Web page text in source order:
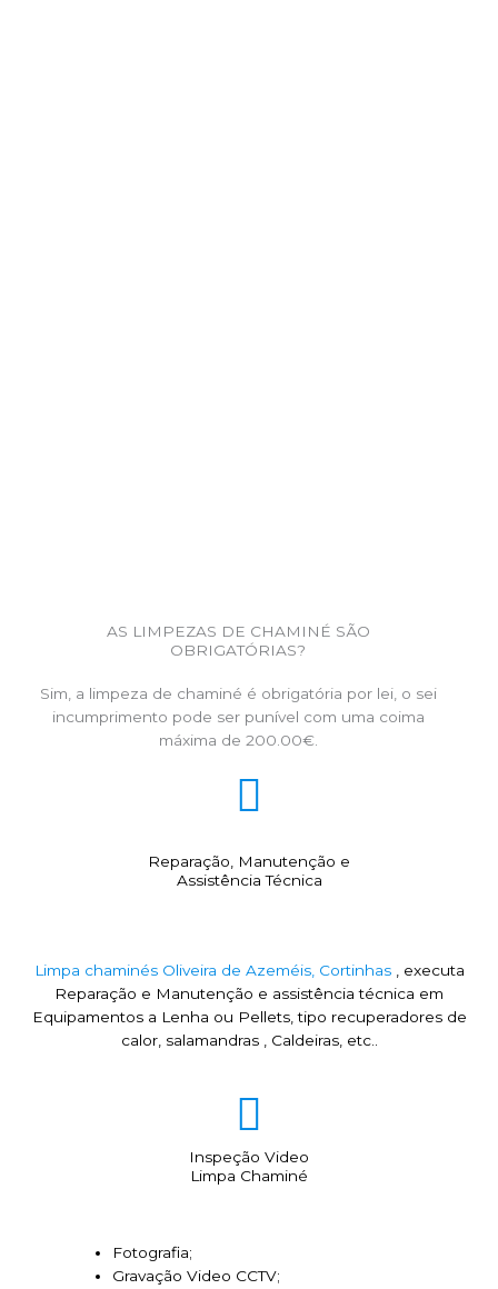
AS LIMPEZAS DE CHAMINÉ SÃO
OBRIGATÓRIAS?
Sim, a limpeza de chaminé é obrigatória por lei, o sei
incumprimento pode ser punível com uma coima
máxima de 200.00€.
Reparação, Manutenção e
Assistência Técnica
Limpa chaminés Oliveira de Azeméis, Cortinhas , executa
Reparação e Manutenção e assistência técnica em
Equipamentos a Lenha ou Pellets, tipo recuperadores de
calor, salamandras , Caldeiras, etc..
Inspeção Video
Limpa Chaminé
Fotografia;
Gravação Video CCTV;